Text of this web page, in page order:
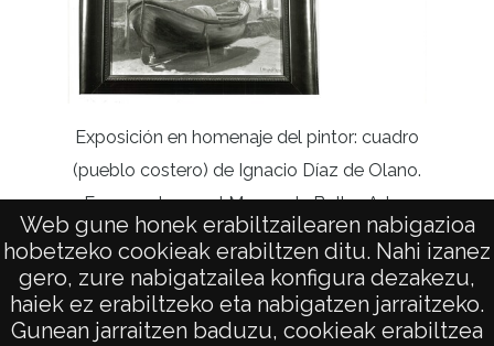
Web gune honek erabiltzailearen nabigazioa
hobetzeko cookieak erabiltzen ditu. Nahi izanez
gero, zure nabigatzailea konfigura dezakezu,
haiek ez erabiltzeko eta nabigatzen jarraitzeko.
Gunean jarraitzen baduzu, cookieak erabiltzea
Exposición en homenaje del pintor: cuadro
(pueblo costero) de Ignacio Díaz de Olano.
Encargado por el Museo de Bellas Artes